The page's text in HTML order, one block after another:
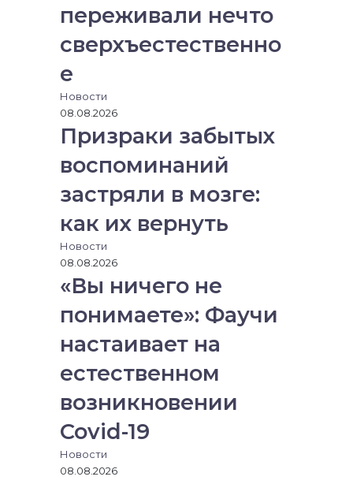
переживали нечто
сверхъестественно
е
Новости
08.08.2026
Призраки забытых
воспоминаний
застряли в мозге:
как их вернуть
Новости
08.08.2026
«Вы ничего не
понимаете»: Фаучи
настаивает на
естественном
возникновении
Covid-19
Новости
08.08.2026